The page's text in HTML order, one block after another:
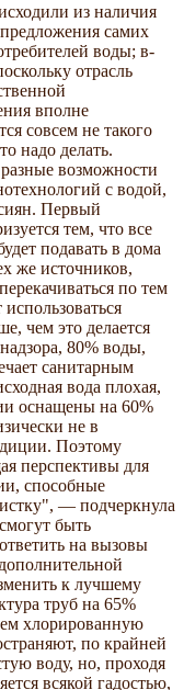
из наличия
самих
воды; в-
отрасль
вполне
совсем не такого
надо делать.
возможности
с водой,
Первый
тем, что все
подавать в дома
же источников,
по тем
чем это делается
80% воды,
санитарным
вода плохая,
оснащены на 60%
не в
Поэтому
перспективы для
способные
— подчеркнула
быть
на вызовы
к лучшему
труб на 65%
хлорированную
по крайней
воду, но, проходя
всякой гадостью,